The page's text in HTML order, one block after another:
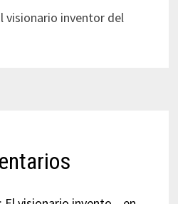
visionario inventor del